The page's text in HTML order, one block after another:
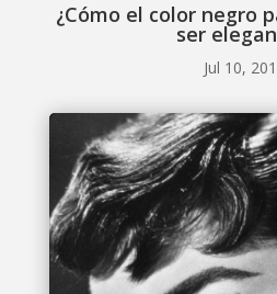
¿Cómo el color negro
ser
Jul 10,